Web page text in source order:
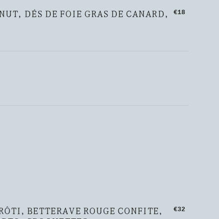
DÉS DE FOIE GRAS DE CANARD,
€18
BETTERAVE ROUGE CONFITE,
€32